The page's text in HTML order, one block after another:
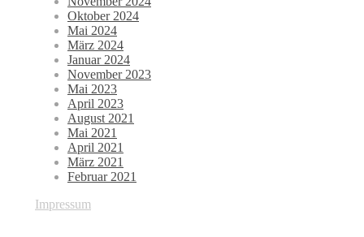
Oktober 2024
Mai 2024
März 2024
Januar 2024
November 2023
Mai 2023
April 2023
August 2021
Mai 2021
April 2021
März 2021
Februar 2021
Impressum